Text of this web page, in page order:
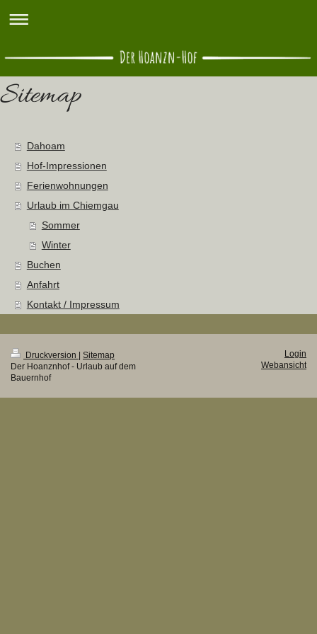
Sitemap
Dahoam
Hof-Impressionen
Ferienwohnungen
Urlaub im Chiemgau
Sommer
Winter
Buchen
Anfahrt
Kontakt / Impressum
Druckversion
Sitemap
Der Hoanznhof - Urlaub auf dem
Bauernhof
Login
Webansicht